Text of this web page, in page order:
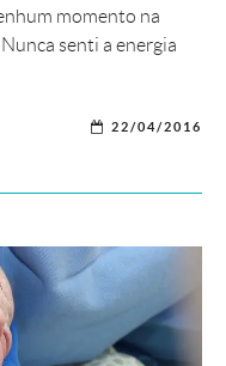
momento na
senti a energia
22/04/2016